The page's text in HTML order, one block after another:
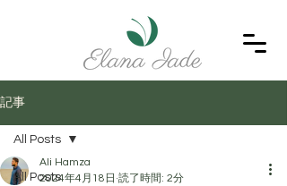
記事
All Posts
All Posts
Ali Hamza
2024年4月18日 読了時間: 2分